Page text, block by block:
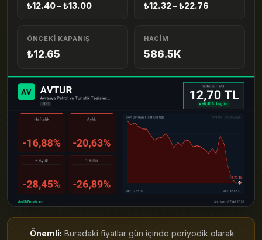
₺12.40 – ₺13.00 ₺12.32 – ₺22.76
ÖNCEKI KAPANIŞ
₺12.65
HACIM
586.5K
Önemli: Buradaki fiyatlar gün içinde periyodik olarak